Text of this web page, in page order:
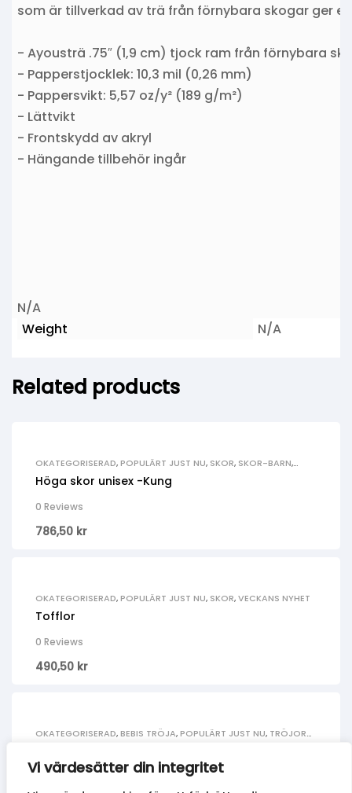
Vi värdesätter din integritet
som är tillverkad av trä från förnybara skogar ger
- Ayousträ .75″ (1,9 cm) tjock ram från förnybara
- Papperstjocklek: 10,3 mil (0,26 mm)
- Pappersvikt: 5,57 oz/y² (189 g/m²)
- Lättvikt
- Frontskydd av akryl
- Hängande tillbehör ingår
N/A
Weight
N/A
Related products
OKATEGORISERAD,POPULÄRT JUST NU, SKOR, SKOR-BARN,
VECKANS NYHET
Höga skor unisex -Kung
0 Reviews
786,50 kr
OKATEGORISERAD,POPULÄRT JUST NU, SKOR,VECKANS NYHET
Tofflor
0 Reviews
490,50 kr
OKATEGORISERAD,BEBIS TRÖJA,POPULÄRT JUST NU, TRÖJOR-
0 Reviews